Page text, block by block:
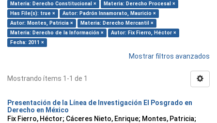
Materia: Derecho Constitucional ×
Materia: Derecho Procesal ×
Has File(s): true ×
Autor: Padrón Innamorato, Mauricio ×
Autor: Montes, Patricia ×
Materia: Derecho Mercantil ×
Materia: Derecho de la Información ×
Autor: Fix Fierro, Héctor ×
Fecha: 2011 ×
Mostrar filtros avanzados
Mostrando ítems 1-1 de 1
Presentación de la Línea de Investigación El Posgrado en
Derecho en México
Fix Fierro, Héctor; Cáceres Nieto, Enrique; Montes, Patricia;